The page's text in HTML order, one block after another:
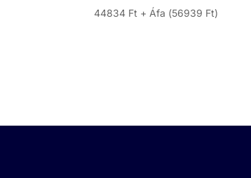
44834 Ft + Áfa (56939 Ft)